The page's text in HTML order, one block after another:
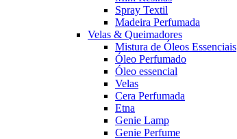
Spray Textil
Madeira Perfumada
Velas & Queimadores
Mistura de Óleos Essenciais
Óleo Perfumado
Óleo essencial
Velas
Cera Perfumada
Etna
Genie Lamp
Genie Perfume